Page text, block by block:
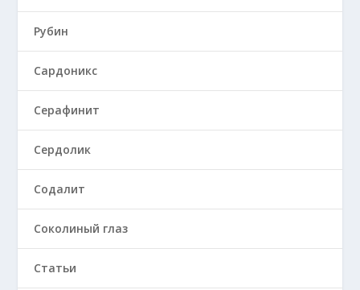
Рубин
Сардоникс
Серафинит
Сердолик
Содалит
Соколиный глаз
Статьи